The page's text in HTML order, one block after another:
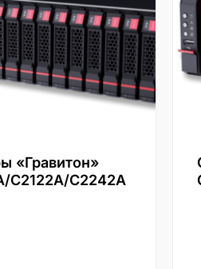
«Гравитон»
С2122А/С2242А